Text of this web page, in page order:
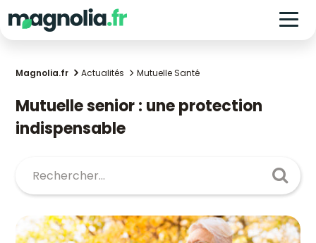
Magnolia.fr Actualités Mutuelle Santé
Mutuelle senior : une protection
indispensable